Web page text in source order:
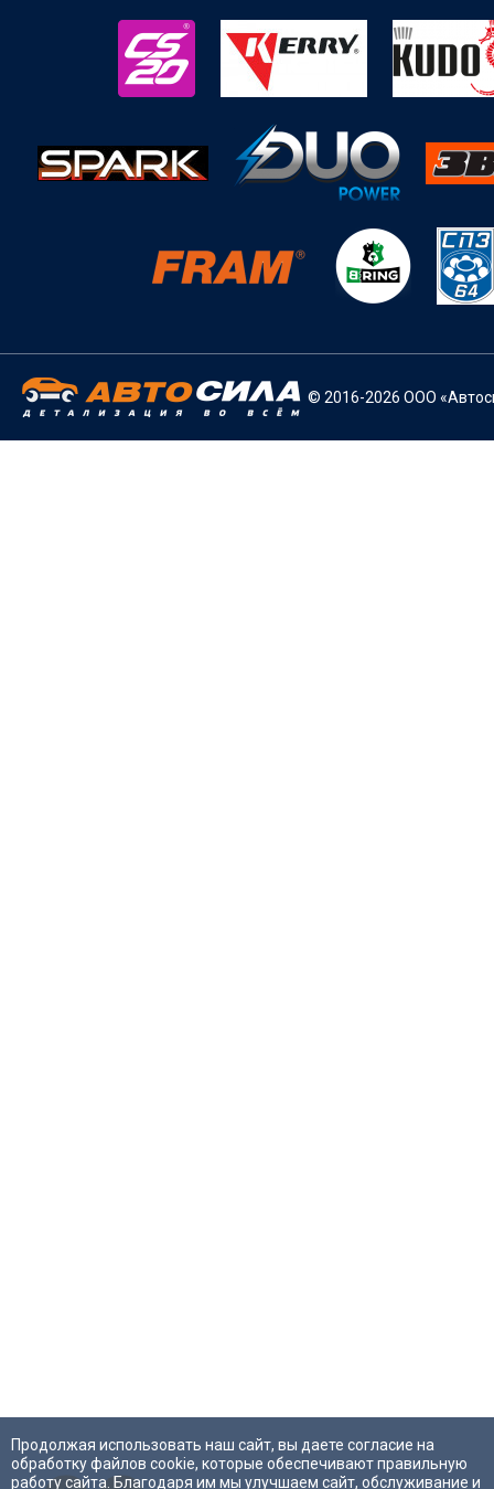
© 2016-2026 ООО
Продолжая использовать наш сайт, вы даете согласие на
обработку файлов cookie, которые обеспечивают правильную
работу сайта. Благодаря им мы улучшаем сайт, обслуживание и